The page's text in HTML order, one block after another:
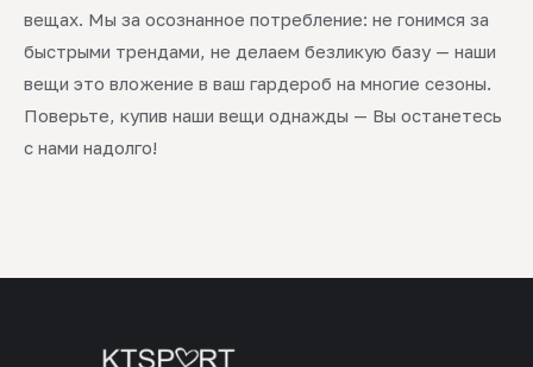
вещах. Мы за осознанное потребление: не гонимся за
быстрыми трендами, не делаем безликую базу — наши
вещи это вложение в ваш гардероб на многие сезоны.
Поверьте, купив наши вещи однажды — Вы останетесь
с нами надолго!